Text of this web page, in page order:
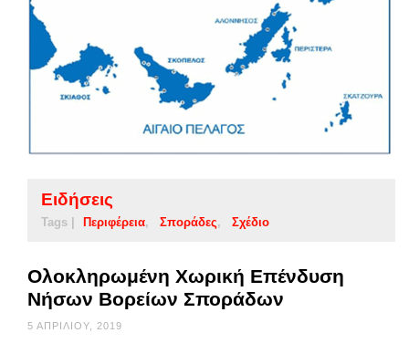
Ειδήσεις
Tags | Περιφέρεια Σποράδες Σχέδιο
Ολοκληρωμένη Χωρική Επένδυση
Νήσων Βορείων Σποράδων
5 ΑΠΡΙΛΊΟΥ, 2019